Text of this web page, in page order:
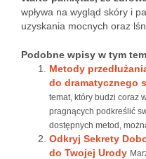
wpływa na wygląd skóry i
uzyskania mocnych oraz
Podobne wpisy w tym
Metody
do dramatycznego
temat, który budzi coraz
pragnących podkreślić
dostępnych metod,
Odkryj Sekrety
do Twojej Urody